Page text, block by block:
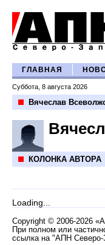
ГЛАВНАЯ
Суббота, 8 августа 2026
Вячеслав
КОЛОНКА АВТОРА
Loading...
Copyright © 2006-2026
При полном или
ссылка на "АПН Северо-